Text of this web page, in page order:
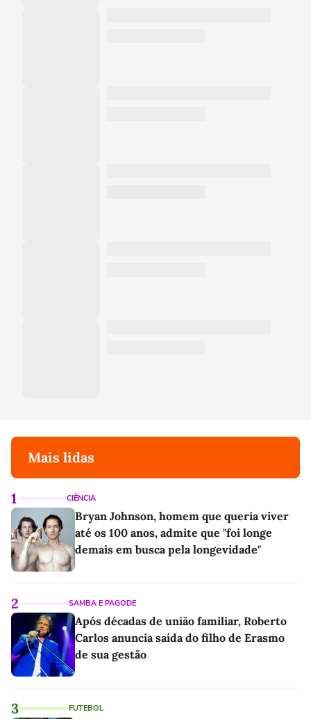
Mais lidas
1 CIÊNCIA
Bryan Johnson, homem que queria viver
até os 100 anos, admite que "foi longe
demais em busca pela longevidade"
2 SAMBA E PAGODE
Após décadas de união familiar, Roberto
Carlos anuncia saída do filho de Erasmo
de sua gestão
3 FUTEBOL